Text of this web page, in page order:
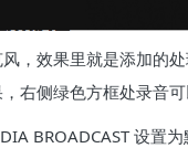
，效果里就是添加的
右侧绿色方框处录音
BROADCAST 设置为